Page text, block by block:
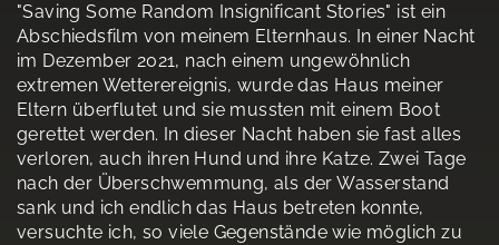
"Saving Some Random Insignificant Stories" ist ein
Abschiedsfilm von meinem Elternhaus. In einer Nacht
im Dezember 2021, nach einem ungewöhnlich
extremen Wetterereignis, wurde das Haus meiner
Eltern überflutet und sie mussten mit einem Boot
gerettet werden. In dieser Nacht haben sie fast alles
verloren, auch ihren Hund und ihre Katze. Zwei Tage
nach der Überschwemmung, als der Wasserstand
sank und ich endlich das Haus betreten konnte,
versuchte ich, so viele Gegenstände wie möglich zu